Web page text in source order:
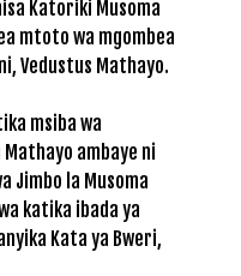
Katoriki Musoma
mtoto wa mgombea
Vedustus Mathayo.